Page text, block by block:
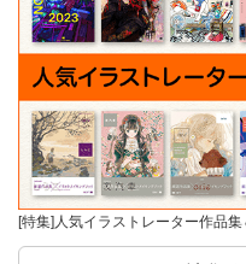
[特集]人気イラストレーター作品集